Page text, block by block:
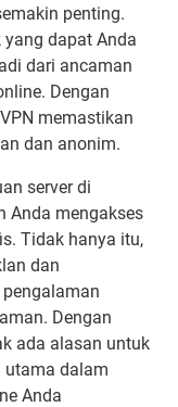
penting.
dapat Anda
dari ancaman
Dengan
memastikan
dan anonim.
server di
Anda mengakses
Tidak hanya itu,
dan
Dengan
ada alasan untuk
utama dalam
Anda